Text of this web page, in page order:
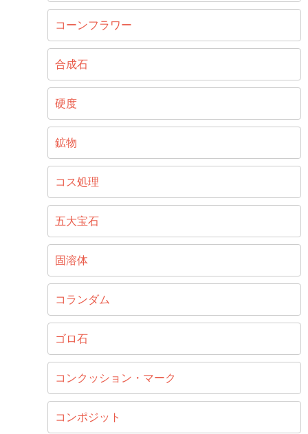
コーンフラワー
合成石
硬度
鉱物
コス処理
五大宝石
固溶体
コランダム
ゴロ石
コンクッション・マーク
コンポジット